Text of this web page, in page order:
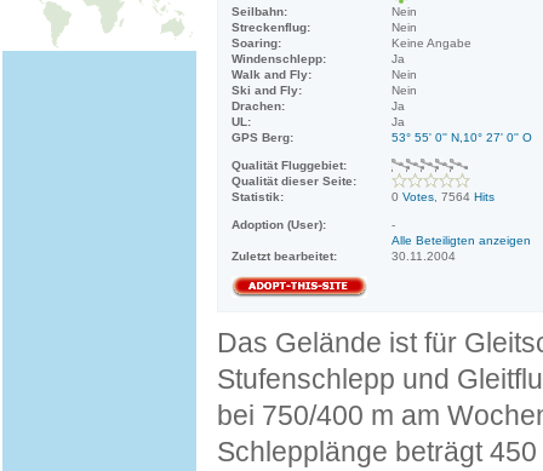
Seilbahn:
Nein
Streckenflug:
Nein
Soaring:
Keine Angabe
Windenschlepp:
Ja
Walk and Fly:
Nein
Ski and Fly:
Nein
Drachen:
Ja
UL:
Ja
GPS Berg:
53° 55' 0'' N,10° 27' 0'' O
Qualität Fluggebiet:
Qualität dieser Seite:
Statistik:
0 Votes , 7564 Hits
Adoption (User):
-
Alle Beteiligten anzeigen
Zuletzt bearbeitet:
30.11.2004
Das Gelände ist für
Stufenschlepp und
bei 750/400 m am
Schlepplänge beträgt